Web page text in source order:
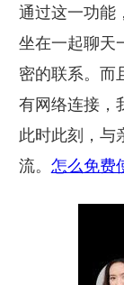
通过这一功能
坐在一起聊天
密的联系。而
有网络连接，
此时此刻，与
流。 怎么免费